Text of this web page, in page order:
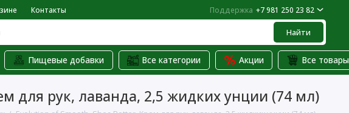
Контакты Поддержка +7 981 250 23 82
Найти
Пищевые добавки Все категории Акции Все товары
для рук, лаванда, 2,5 жидких унции (74 мл)